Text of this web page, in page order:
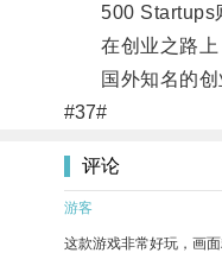
500 Startups则
在创业之路上
国外知名的创业
#37#
评论
游客
这款游戏非常好玩，画面